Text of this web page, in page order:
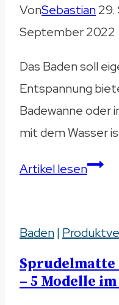
–
Das
erste
Bad
VonSebastian
September 2022
Das Baden soll
Entspannung
Badewanne oder
mit dem Wasser
Artikel lesen
Baden|
Sprudelmatte
– 5 Modelle